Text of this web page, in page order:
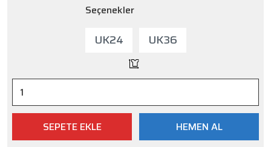
Seçenekler
UK24 UK36
SEPETE EKLE HEMEN AL